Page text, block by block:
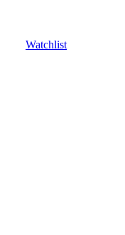
Watchlist